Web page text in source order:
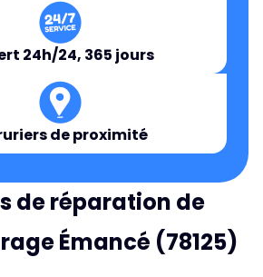
24h/24, 365 jours
de proximité
de réparation de
Émancé (78125)